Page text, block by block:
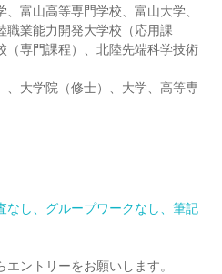
富山高等専門学校、富山大学、
職業能力開発大学校（応用課
（専門課程）、北陸先端科学技術
、大学院（修士）、大学、高等専
なし、グループワークなし、筆記
ントリーをお願いします。